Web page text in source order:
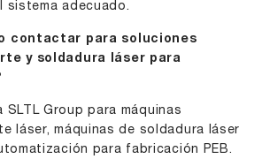
sistema adecuado.
contactar para soluciones
y soldadura láser para
SLTL Group para máquinas
láser, máquinas de soldadura láser
para fabricación PEB.